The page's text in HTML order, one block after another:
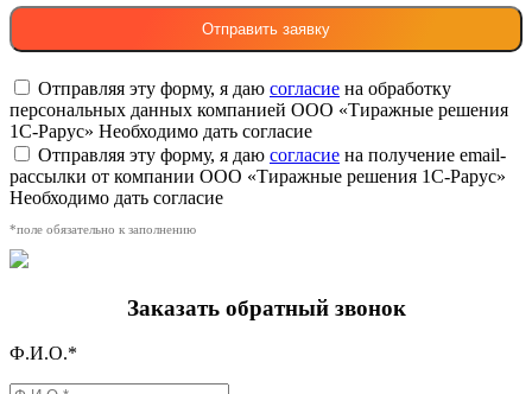
Отправляя эту форму, я даю согласие на обработку
персональных данных компанией ООО «Тиражные решения
1С-Рарус» Необходимо дать согласие
Отправляя эту форму, я даю согласие на получение email-
рассылки от компании ООО «Тиражные решения 1С-Рарус»
Необходимо дать согласие
*поле обязательно к заполнению
Заказать обратный звонок
Ф.И.О.*